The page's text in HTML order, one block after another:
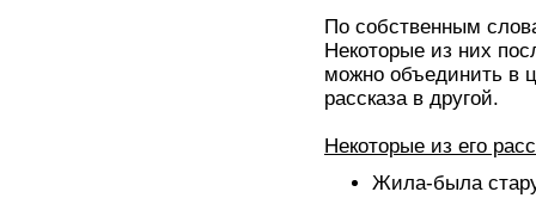
По собственным
Некоторые из них
можно объединить в
рассказа в другой.
Некоторые из его
Жила-была